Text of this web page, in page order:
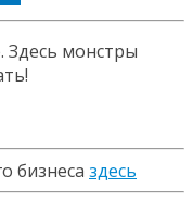
Здесь монстры
бизнеса здесь